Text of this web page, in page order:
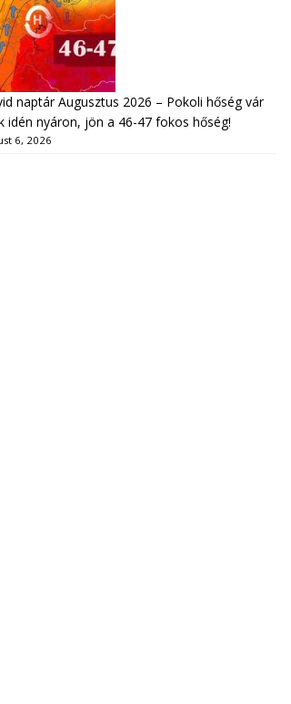
naptár Augusztus 2026 – Pokoli hőség vár
idén nyáron, jön a 46-47 fokos hőség!
6, 2026